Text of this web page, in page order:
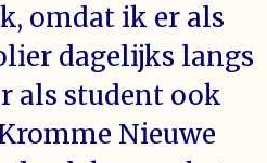
omdat ik er als
dagelijks langs
als student ook
Nieuwe